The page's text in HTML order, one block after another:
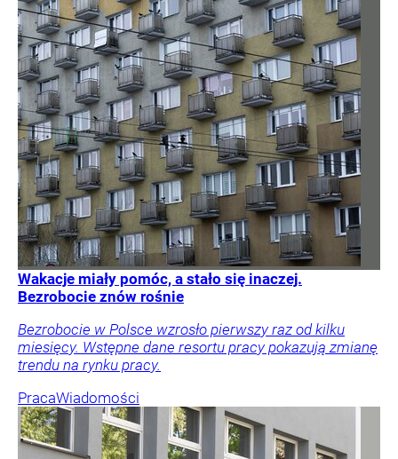
Wakacje miały pomóc, a stało się inaczej.
Bezrobocie znów rośnie
Bezrobocie w Polsce wzrosło pierwszy raz od kilku
miesięcy. Wstępne dane resortu pracy pokazują zmianę
trendu na rynku pracy.
PracaWiadomości